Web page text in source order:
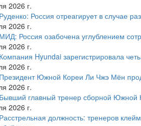
2026 г.
Руденко: Россия отреагирует в случае
2026 г.
МИД: Россия озабочена углублением
2026 г.
Компания Hyundai зарегистрировала
2026 г.
Президент Южной Кореи Ли Чжэ Мён
2026 г.
Бывший главный тренер сборной Южной
2026 г.
Расстрельная должность: тренеров